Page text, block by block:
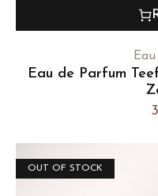
Eau de Parfum
OUT OF STOCK